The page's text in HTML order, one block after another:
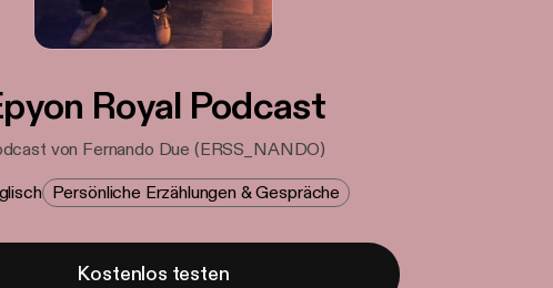
Royal Podcast
von Fernando Due (ERSS_NANDO)
Persönliche Erzählungen & Gespräche
Kostenlos testen